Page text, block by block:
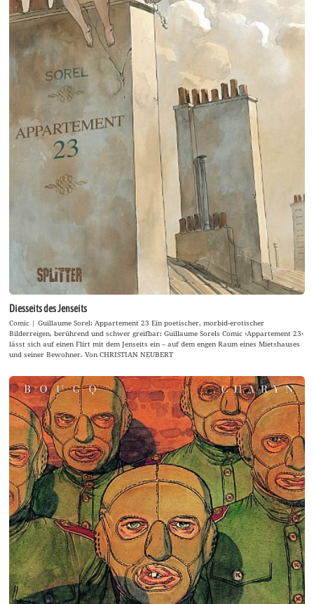
Diesseits des Jenseits
Comic | Guillaume Sorel: Appartement 23 Ein poetischer, morbid-erotischer
Bilderreigen, berührend und schwer greifbar: Guillaume Sorels Comic ›Appartement 23‹
lässt sich auf einen Flirt mit dem Jenseits ein – auf dem engen Raum eines Mietshauses
und seiner Bewohner. Von CHRISTIAN NEUBERT